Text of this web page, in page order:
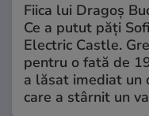
Fiica lui Dragoș
Ce a putut păți
Electric Castle.
pentru o fată de
a lăsat imediat un
care a stârnit un